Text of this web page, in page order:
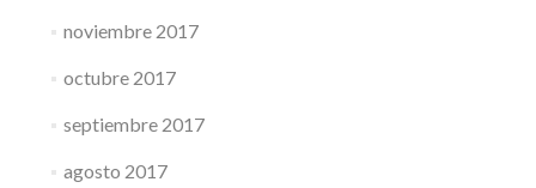
noviembre 2017
octubre 2017
septiembre 2017
agosto 2017